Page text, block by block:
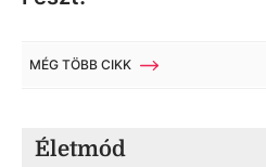
MÉG TÖBB CIKK
Életmód